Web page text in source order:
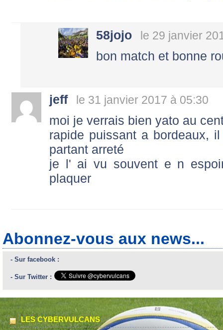
58jojo le 29 janvier
bon match et bonne
jeff le 31 janvier 2017 à 05:30
moi je verrais bien yato au
rapide puissant a bordeaux,
partant arreté
je l' ai vu souvent e n
plaquer
Abonnez-vous aux news...
- Sur facebook :
- Sur Twitter :
LES CYBERVULCANS